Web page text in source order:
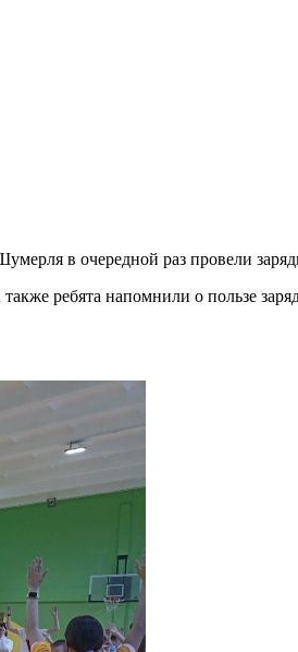
в очередной раз провели
ребята напомнили о пользе